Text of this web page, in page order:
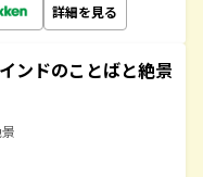
詳細を見る
ンドのことばと絶景